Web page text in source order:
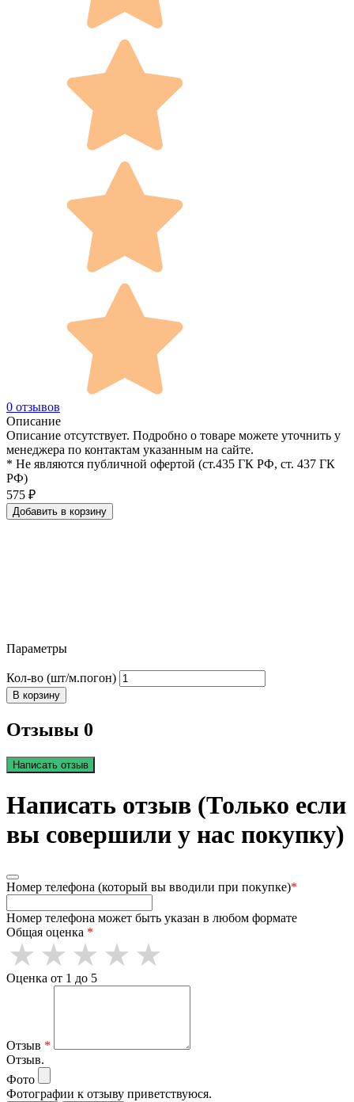
0 отзывов
Описание
Описание отсутствует. Подробно о товаре можете уточнить у
менеджера по контактам указанным на сайте.
* Не являются публичной офертой (ст.435 ГК РФ, cт. 437 ГК
РФ)
575 ₽
Добавить в корзину
Параметры
Кол-во (шт/м.погон)
В корзину
Отзывы 0
Написать отзыв
Написать отзыв (Только если
вы совершили у нас покупку)
Номер телефона (который вы вводили при покупке)*
Номер телефона может быть указан в любом формате
Общая оценка *
Оценка от 1 до 5
Отзыв *
Отзыв.
Фото
Фотографии к отзыву приветствуюся.